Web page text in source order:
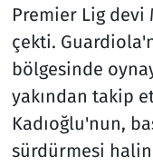
Premier Lig
çekti.
bölgesinde
yakından takip
Kadıoğlu'nun,
sürdürmesi